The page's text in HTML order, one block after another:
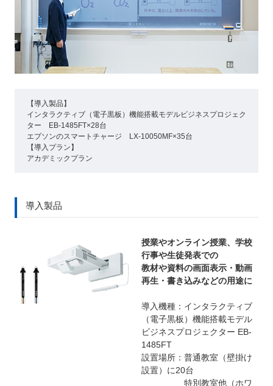
【導入製品】
インタラクティブ（電子黒板）機能搭載モデルビジネスプロジェク
ター EB-1485FT×28台
エプソンのスマートチャージ LX-10050MF×35台
【導入プラン】
アカデミックプラン
導入製品
授業やオンライン授業、学校
行事や生徒発表での
教材や資料の画面表示・動画
再生・書き込みなどの用途に
導入機種：インタラクティブ
（電子黒板）機能搭載モデル
ビジネスプロジェクター EB-
1485FT
設置場所：普通教室（壁掛け
設置）に20台
特別教室他（ホワ